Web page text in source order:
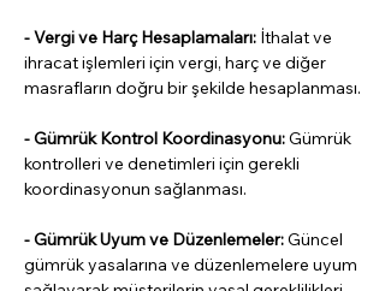
- Vergi ve Harç Hesaplamaları: İthalat ve
ihracat işlemleri için vergi, harç ve diğer
masrafların doğru bir şekilde hesaplanması.
- Gümrük Kontrol Koordinasyonu: Gümrük
kontrolleri ve denetimleri için gerekli
koordinasyonun sağlanması.
- Gümrük Uyum ve Düzenlemeler: Güncel
gümrük yasalarına ve düzenlemelere uyum